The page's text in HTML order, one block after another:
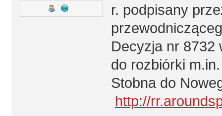
r. podpisany
Decyzja nr 8732
do rozbiórki
Stobna do
http://